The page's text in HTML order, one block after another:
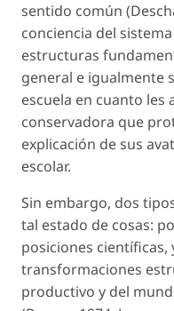
sentido común
conciencia del
estructuras
general e igualmente
escuela en cuanto les
conservadora que
explicación de sus
escolar.
Sin embargo, dos
tal estado de cosas:
posiciones científicas,
transformaciones
productivo y del